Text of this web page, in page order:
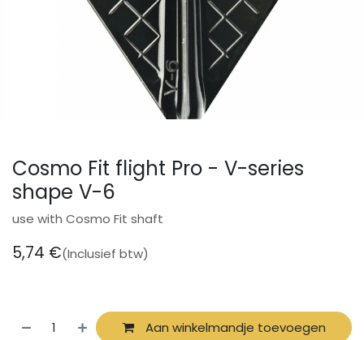
Cosmo Fit flight Pro - V-series
shape V-6
use with Cosmo Fit shaft
5,74 €(Inclusief btw)
Aan winkelmandje toevoegen